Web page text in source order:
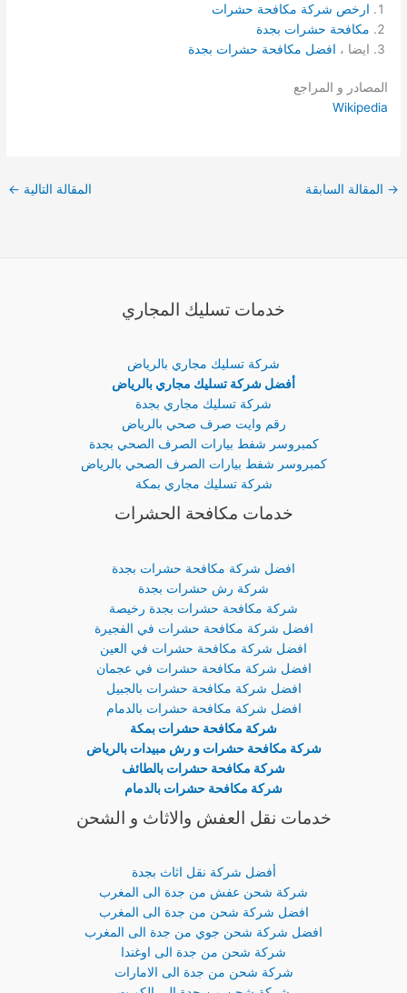
ارخص شركة مكافحة حشرات
مكافحة حشرات بجدة
ايضا ، افضل مكافحة حشرات بجدة
المصادر و المراجع
Wikipedia
→ المقالة السابقة المقالة التالية ←
خدمات تسليك المجاري
شركة تسليك مجاري بالرياض
أفضل شركة تسليك مجاري بالرياض
شركة تسليك مجاري بجدة
رقم وايت صرف صحي بالرياض
كمبروسر شفط بيارات الصرف الصحي بجدة
كمبروسر شفط بيارات الصرف الصحي بالرياض
شركة تسليك مجاري بمكة
خدمات مكافحة الحشرات
افضل شركة مكافحة حشرات بجدة
شركة رش حشرات بجدة
شركة مكافحة حشرات بجدة رخيصة
افضل شركة مكافحة حشرات في الفجيرة
افضل شركة مكافحة حشرات في العين
افضل شركة مكافحة حشرات في عجمان
افضل شركة مكافحة حشرات بالجبيل
افضل شركة مكافحة حشرات بالدمام
شركة مكافحة حشرات بمكة
شركة مكافحة حشرات و رش مبيدات بالرياض
شركة مكافحة حشرات بالطائف
شركة مكافحة حشرات بالدمام
خدمات نقل العفش والاثاث و الشحن
أفضل شركة نقل اثاث بجدة
شركة شحن عفش من جدة الى المغرب
افضل شركة شحن من جدة الى المغرب
افضل شركة شحن جوي من جدة الى المغرب
شركة شحن من جدة الى اوغندا
شركة شحن من جدة الى الامارات